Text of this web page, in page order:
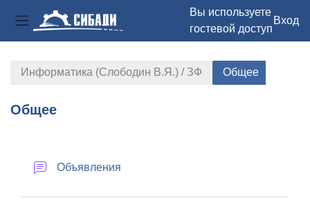
Боковая панель
Вы используете
гостевой доступ
Вход
Информатика (Слободин В.Я.) / ЗФ Общее
Общее
Объявления